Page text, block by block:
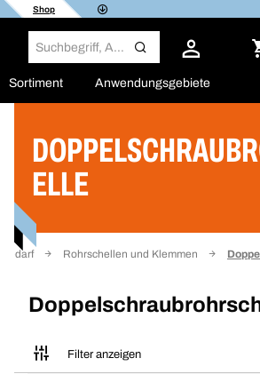
Shop
Sortiment Anwendungsgebiete
ELLE
Rohrschellen und Klemmen
Filter anzeigen
Filter